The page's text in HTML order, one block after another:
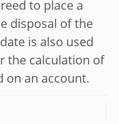
to place a
disposal of the
is also used
the calculation of
on an account.